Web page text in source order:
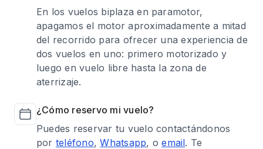
En los vuelos biplaza en paramotor,
apagamos el motor aproximadamente a mitad
del recorrido para ofrecer una experiencia de
dos vuelos en uno: primero motorizado y
luego en vuelo libre hasta la zona de
aterrizaje.
¿Cómo reservo mi vuelo?
Puedes reservar tu vuelo contactándonos
por teléfono,Whatsapp, oemail. Te